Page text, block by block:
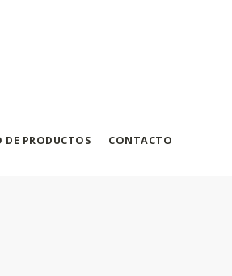
DE PRODUCTOS CONTACTO